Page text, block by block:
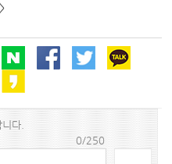
다.
0/250